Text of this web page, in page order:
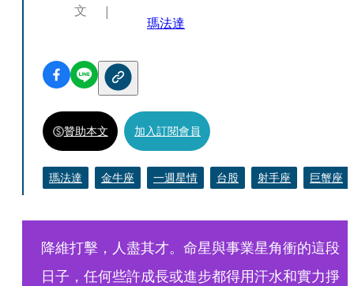
文
瑪法達
贊助本文 加入訂閱會員
瑪法達 金牛座 一週星情 台股 射手座 巨蟹座
降維打擊，人盡其才。命星與事業星角衝的這段
日子，任何些許成長或進步都得用汗水和實力掙